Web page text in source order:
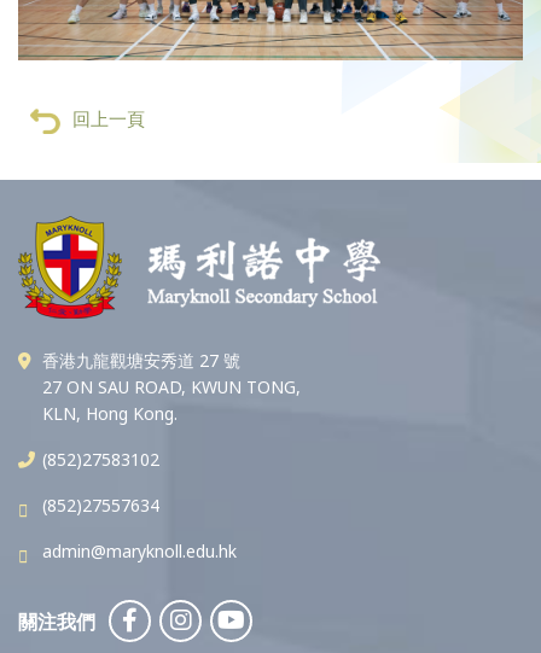
回上一頁
香港九龍觀塘安秀道 27 號
27 ON SAU ROAD, KWUN TONG,
KLN, Hong Kong.
(852)27583102
(852)27557634
admin@maryknoll.edu.hk
關注我們